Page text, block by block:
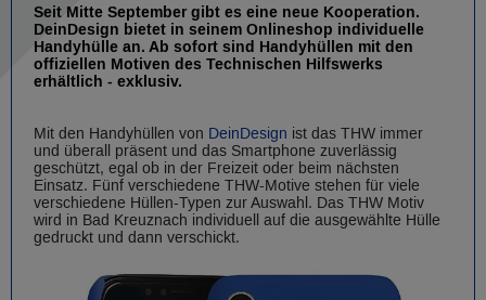
Seit Mitte September gibt es eine neue Kooperation.
DeinDesign bietet in seinem Onlineshop individuelle
Handyhülle an. Ab sofort sind Handyhüllen mit den
offiziellen Motiven des Technischen Hilfswerks
erhältlich - exklusiv.
Mit den Handyhüllen von DeinDesign ist das THW immer
und überall präsent und das Smartphone zuverlässig
geschützt, egal ob in der Freizeit oder beim nächsten
Einsatz. Fünf verschiedene THW-Motive stehen für viele
verschiedene Hüllen-Typen zur Auswahl. Das THW Motiv
wird in Bad Kreuznach individuell auf die ausgewählte Hülle
gedruckt und dann verschickt.